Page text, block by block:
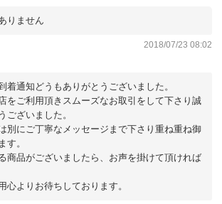
りません
2018/07/23 08:02
着通知どうもありがとうございました。
をご利用頂きスムーズなお取引をして下さり誠
ございました。
別にご丁寧なメッセージまで下さり重ね重ね御
す。
商品がございましたら、お声を掛けて頂ければ
心よりお待ちしております。